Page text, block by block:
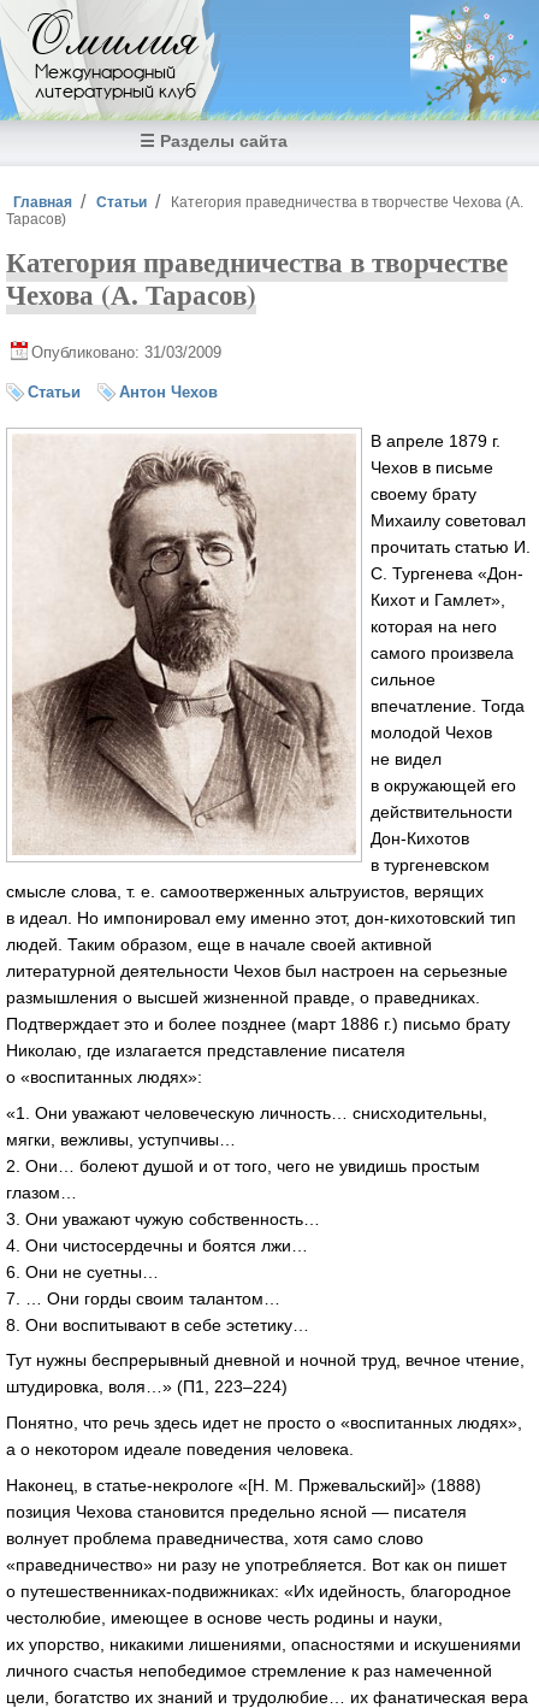
Перейти к основному содержанию
Омилия
Международный
литературный клуб
☰ Разделы сайта
Вы здесь
Главная Статьи
Категория праведничества в творчестве Чехова (А.
Тарасов)
Категория праведничества в творчестве
Чехова (А. Тарасов)
Опубликовано: 31/03/2009
Статьи Антон Чехов
В апреле 1879 г.
Чехов в письме
своему брату
Михаилу советовал
прочитать статью И.
С. Тургенева «Дон-
Кихот и Гамлет»,
которая на него
самого произвела
сильное
впечатление. Тогда
молодой Чехов
не видел
в окружающей его
действительности
Дон-Кихотов
в тургеневском
смысле слова, т. е. самоотверженных альтруистов, верящих
в идеал. Но импонировал ему именно этот, дон-кихотовский тип
людей. Таким образом, еще в начале своей активной
литературной деятельности Чехов был настроен на серьезные
размышления о высшей жизненной правде, о праведниках.
Подтверждает это и более позднее (март 1886 г.) письмо брату
Николаю, где излагается представление писателя
о «воспитанных людях»:
«1. Они уважают человеческую личность… снисходительны,
мягки, вежливы, уступчивы…
2. Они… болеют душой и от того, чего не увидишь простым
глазом…
3. Они уважают чужую собственность…
4. Они чистосердечны и боятся лжи…
6. Они не суетны…
7. … Они горды своим талантом…
8. Они воспитывают в себе эстетику…
Тут нужны беспрерывный дневной и ночной труд, вечное чтение,
штудировка, воля…» (П1, 223–224)
Понятно, что речь здесь идет не просто о «воспитанных людях»,
а о некотором идеале поведения человека.
Наконец, в статье-некрологе «[Н. М. Пржевальский]» (1888)
позиция Чехова становится предельно ясной — писателя
волнует проблема праведничества, хотя само слово
«праведничество» ни разу не употребляется. Вот как он пишет
о путешественниках-подвижниках: «Их идейность, благородное
честолюбие, имеющее в основе честь родины и науки,
их упорство, никакими лишениями, опасностями и искушениями
личного счастья непобедимое стремление к раз намеченной
цели, богатство их знаний и трудолюбие… их фанатическая вера